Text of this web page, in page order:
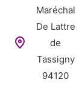
Maréchal
De Lattre
de
Tassigny
94120